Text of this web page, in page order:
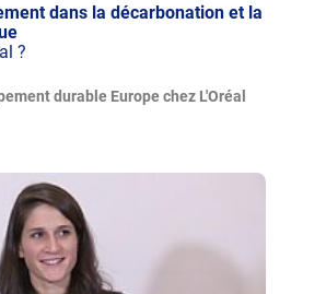
dans la décarbonation et la
?
durable Europe chez L'Oréal